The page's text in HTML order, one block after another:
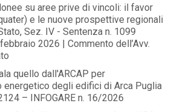
su aree prive di vincoli: il favor
e le nuove prospettive regionali
Sez. IV - Sentenza n. 1099
2026 | Commento dell’Avv.
quello dall'ARCAP per
energetico degli edifici di Arca Puglia
– INFOGARE n. 16/2026